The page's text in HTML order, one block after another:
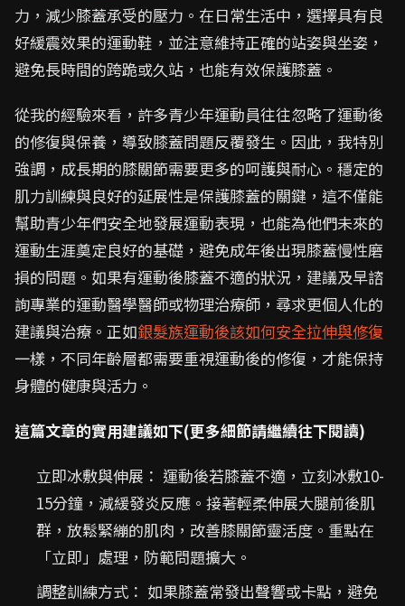
力，減少膝蓋承受的壓力。在日常生活中，選擇具有良
好緩震效果的運動鞋，並注意維持正確的站姿與坐姿，
避免長時間的跨跪或久站，也能有效保護膝蓋。
從我的經驗來看，許多青少年運動員往往忽略了運動後
的修復與保養，導致膝蓋問題反覆發生。因此，我特別
強調，成長期的膝關節需要更多的呵護與耐心。穩定的
肌力訓練與良好的延展性是保護膝蓋的關鍵，這不僅能
幫助青少年們安全地發展運動表現，也能為他們未來的
運動生涯奠定良好的基礎，避免成年後出現膝蓋慢性磨
損的問題。如果有運動後膝蓋不適的狀況，建議及早諮
詢專業的運動醫學醫師或物理治療師，尋求更個人化的
建議與治療。正如銀髮族運動後該如何安全拉伸與修復
一樣，不同年齡層都需要重視運動後的修復，才能保持
身體的健康與活力。
這篇文章的實用建議如下(更多細節請繼續往下閱讀)
立即冰敷與伸展： 運動後若膝蓋不適，立刻冰敷10-
15分鐘，減緩發炎反應。接著輕柔伸展大腿前後肌
群，放鬆緊繃的肌肉，改善膝關節靈活度。重點在
「立即」處理，防範問題擴大。
調整訓練方式： 如果膝蓋常發出聲響或卡點，避免